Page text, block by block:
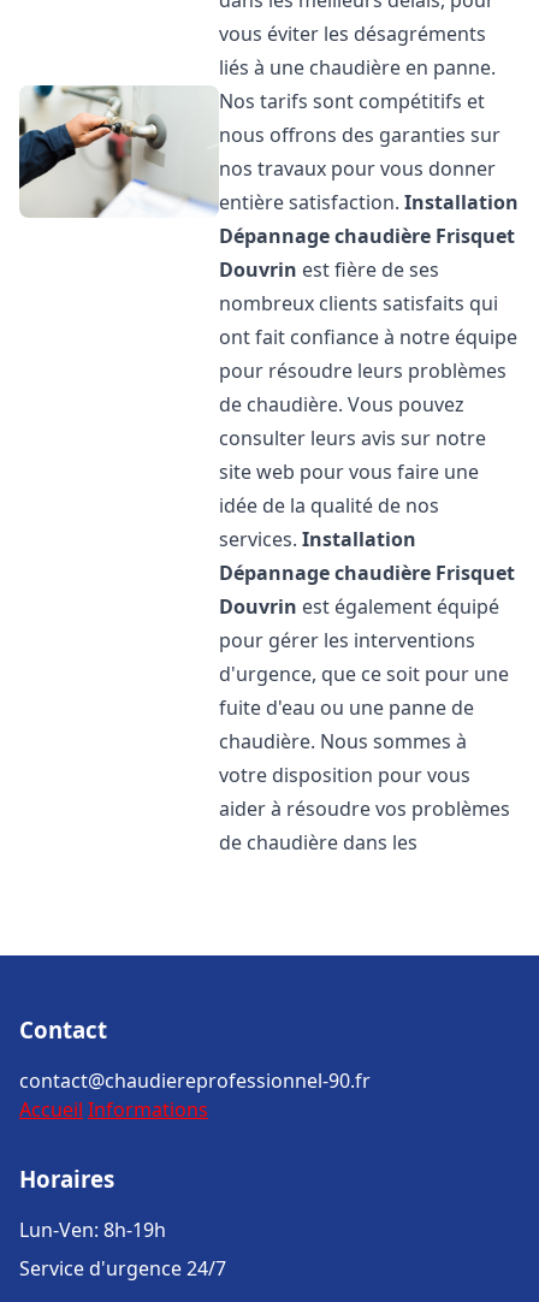
vous éviter les désagréments
liés à une chaudière en panne.
Nos tarifs sont compétitifs et
nous offrons des garanties sur
nos travaux pour vous donner
entière satisfaction.Installation
Dépannage chaudière Frisquet
Douvrin est fière de ses
nombreux clients satisfaits qui
ont fait confiance à notre équipe
pour résoudre leurs problèmes
de chaudière. Vous pouvez
consulter leurs avis sur notre
site web pour vous faire une
idée de la qualité de nos
services.Installation
Dépannage chaudière Frisquet
Douvrin est également équipé
pour gérer les interventions
d'urgence, que ce soit pour une
fuite d'eau ou une panne de
chaudière. Nous sommes à
votre disposition pour vous
aider à résoudre vos problèmes
de chaudière dans les
Contact
contact@chaudiereprofessionnel-90.fr
Accueil Informations
Horaires
Lun-Ven: 8h-19h
Service d'urgence 24/7